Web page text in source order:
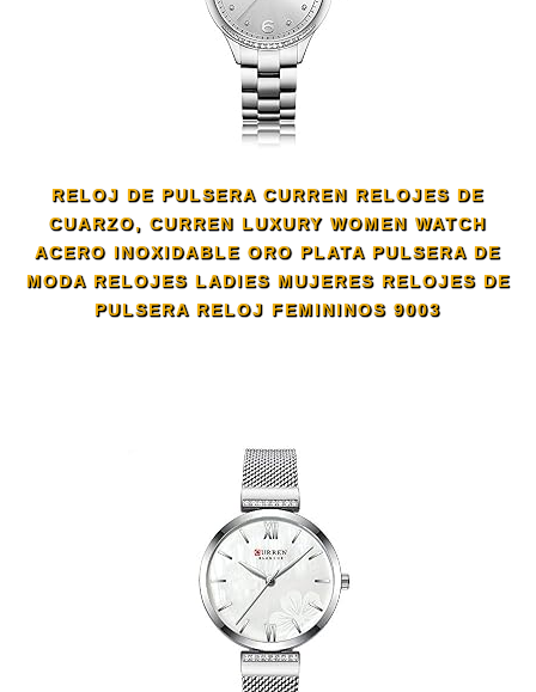
RELOJ DE PULSERA CURREN RELOJES DE
CUARZO, CURREN LUXURY WOMEN WATCH
ACERO INOXIDABLE ORO PLATA PULSERA DE
MODA RELOJES LADIES MUJERES RELOJES DE
PULSERA RELOJ FEMININOS 9003